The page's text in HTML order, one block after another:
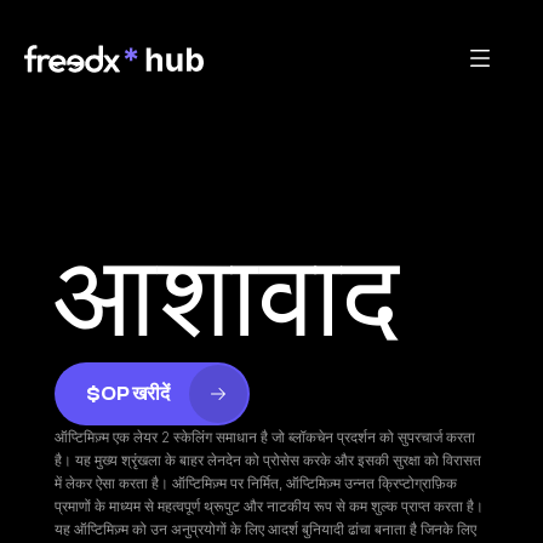
आशावाद
$OP खरीदें
ऑप्टिमिज़्म एक लेयर 2 स्केलिंग समाधान है जो ब्लॉकचेन प्रदर्शन को सुपरचार्ज करता
है। यह मुख्य श्रृंखला के बाहर लेनदेन को प्रोसेस करके और इसकी सुरक्षा को विरासत
में लेकर ऐसा करता है। ऑप्टिमिज़्म पर निर्मित, ऑप्टिमिज़्म उन्नत क्रिप्टोग्राफ़िक
प्रमाणों के माध्यम से महत्वपूर्ण थ्रूपुट और नाटकीय रूप से कम शुल्क प्राप्त करता है।
यह ऑप्टिमिज़्म को उन अनुप्रयोगों के लिए आदर्श बुनियादी ढांचा बनाता है जिनके लिए